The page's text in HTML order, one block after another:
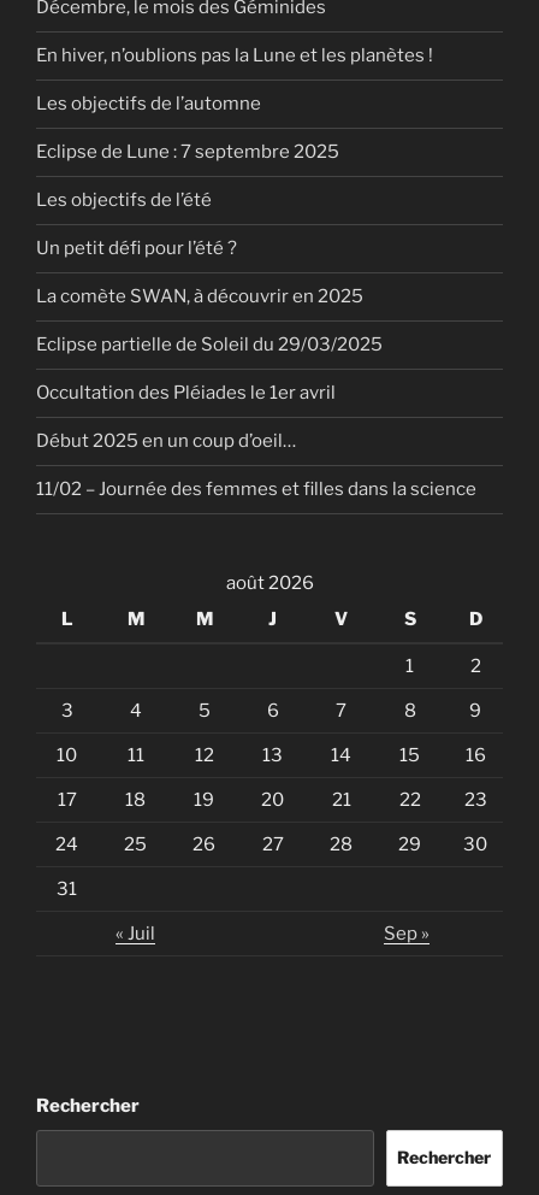
Décembre, le mois des Géminides
En hiver, n’oublions pas la Lune et les planètes !
Les objectifs de l’automne
Eclipse de Lune : 7 septembre 2025
Les objectifs de l’été
Un petit défi pour l’été ?
La comète SWAN, à découvrir en 2025
Eclipse partielle de Soleil du 29/03/2025
Occultation des Pléiades le 1er avril
Début 2025 en un coup d’oeil…
11/02 – Journée des femmes et filles dans la science
août 2026
L
M M J V S D
1 2
3 4 5 6 7 8 9
10 11 12 13 14 15 16
17 18 19 20 21 22 23
24 25 26 27 28 29 30
31
« Juil Sep »
Rechercher
Rechercher